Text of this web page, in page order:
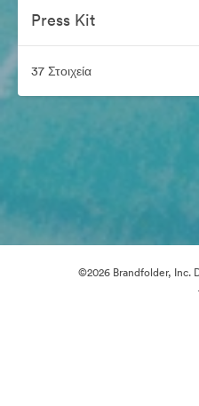
Press Kit
37 Στοιχεία
©2026 Brandfolder, Inc.
·